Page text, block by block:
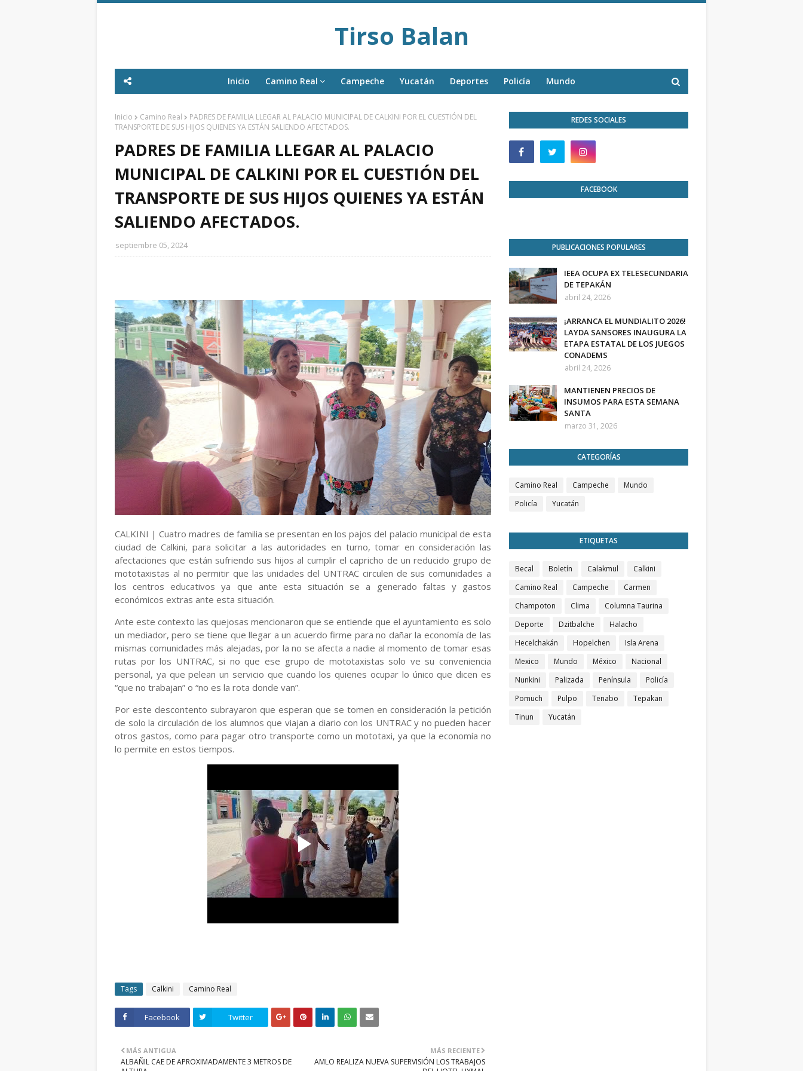
Tirso Balan
Inicio Camino Real Campeche Yucatán Deportes Policía Mundo
Inicio Camino Real
PADRES DE FAMILIA LLEGAR AL PALACIO MUNICIPAL DE CALKINI POR EL CUESTIÓN DEL
TRANSPORTE DE SUS HIJOS QUIENES YA ESTÁN SALIENDO AFECTADOS.
PADRES DE FAMILIA LLEGAR AL PALACIO
MUNICIPAL DE CALKINI POR EL CUESTIÓN DEL
TRANSPORTE DE SUS HIJOS QUIENES YA ESTÁN
SALIENDO AFECTADOS.
septiembre 05, 2024
CALKINI | Cuatro madres de familia se presentan en los pajos del palacio municipal de esta
ciudad de Calkini, para solicitar a las autoridades en turno, tomar en consideración las
afectaciones que están sufriendo sus hijos al cumplir el capricho de un reducido grupo de
mototaxistas al no permitir que las unidades del UNTRAC circulen de sus comunidades a
los centros educativos ya que ante esta situación se a generado faltas y gastos
económicos extras ante esta situación.
Ante este contexto las quejosas mencionaron que se entiende que el ayuntamiento es solo
un mediador, pero se tiene que llegar a un acuerdo firme para no dañar la economía de las
mismas comunidades más alejadas, por la no se afecta a nadie al momento de tomar esas
rutas por los UNTRAC, si no que ese grupo de mototaxistas solo ve su conveniencia
personal, ya que pelean un servicio que cuando los quienes ocupar lo único que dicen es
“que no trabajan” o “no es la rota donde van”.
Por este descontento subrayaron que esperan que se tomen en consideración la petición
de solo la circulación de los alumnos que viajan a diario con los UNTRAC y no pueden hacer
otros gastos, como para pagar otro transporte como un mototaxi, ya que la economía no
lo permite en estos tiempos.
Tags Calkini Camino Real
Facebook Twitter
MÁS RECIENTE
AMLO REALIZA NUEVA SUPERVISIÓN LOS TRABAJOS
MÁS ANTIGUA
ALBAÑIL CAE DE APROXIMADAMENTE 3 METROS DE
REDES SOCIALES
FACEBOOK
PUBLICACIONES POPULARES
IEEA OCUPA EX TELESECUNDARIA
DE TEPAKÁN
abril 24, 2026
¡ARRANCA EL MUNDIALITO 2026!
LAYDA SANSORES INAUGURA LA
ETAPA ESTATAL DE LOS JUEGOS
CONADEMS
abril 24, 2026
MANTIENEN PRECIOS DE
INSUMOS PARA ESTA SEMANA
SANTA
marzo 31, 2026
CATEGORÍAS
Camino Real Campeche
Mundo
Policía
Yucatán
ETIQUETAS
Becal Boletín Calakmul
Calkini
Camino Real
Campeche
Carmen
Champoton
Clima
Columna Taurina
Deporte
Dzitbalche
Halacho
Hecelchakán
Hopelchen
Isla Arena
Mexico
Mundo México
Nacional
Nunkini
Palizada Península
Policía
Pomuch
Pulpo Tenabo
Tepakan
Tinun
Yucatán